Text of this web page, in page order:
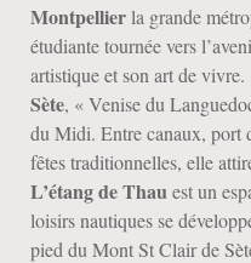
Montpellierla grande
étudiante tournée vers
artistique et son art de vivre.
Sète, « Venise du
du Midi. Entre canaux, port
fêtes traditionnelles, elle
L’étang de Thauest un
loisirs nautiques se
pied du Mont St Clair de